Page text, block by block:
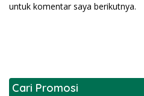
untuk komentar saya berikutnya.
Cari Promosi